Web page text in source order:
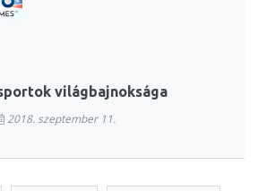
világbajnoksága
2018. szeptember 11.